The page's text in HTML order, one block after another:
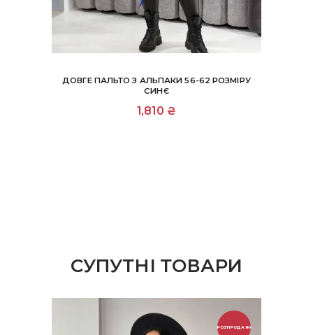
ДОВГЕ ПАЛЬТО З АЛЬПАКИ 56-62 РОЗМІРУ
СИНЄ
1,810 ₴
СУПУТНІ ТОВАРИ
РОЗПРОДАЖ!